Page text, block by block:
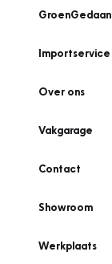
GroenGedaan
Importservice
Over ons
Vakgarage
Contact
Showroom
Werkplaats